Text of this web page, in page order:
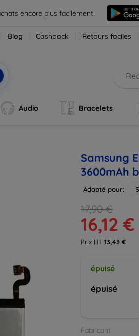
encore plus facilement.
Blog Cashback Retours faciles
Audio Bracelets
Samsung
3600mAh
Adapté pour:
17,90 €
16,12 €
Prix HT 13,43 €
épuisé
épuisé
Fabricant